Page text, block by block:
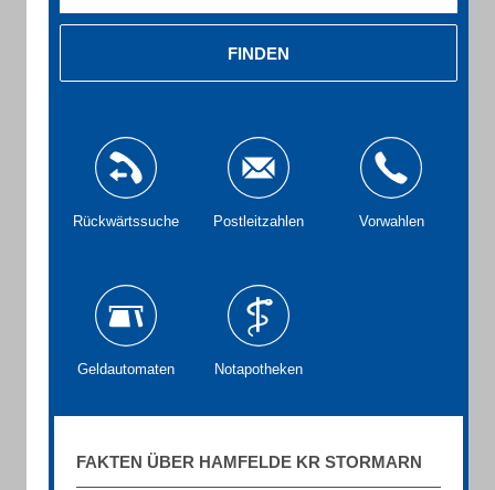
FINDEN
Rückwärtssuche Postleitzahlen Vorwahlen
Geldautomaten Notapotheken
FAKTEN ÜBER HAMFELDE KR STORMARN